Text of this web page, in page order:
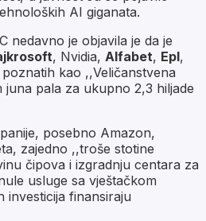
AI giganata.
nedavno je objavila je da je
, Nvidia, Alfabet, Epl,
poznatih kao ,,Veličanstvena
juna pala za ukupno 2,3 hiljade
posebno Amazon,
zajedno ,,troše stotine
čipova i izgradnju centara za
usluge sa vještačkom
investicija finansiraju